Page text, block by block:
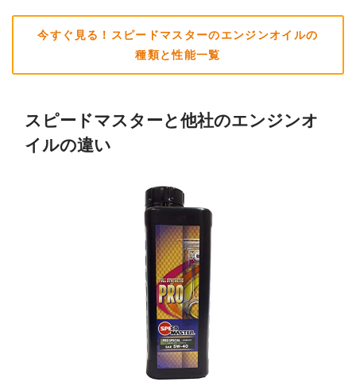
今すぐ見る！スピードマスターのエンジンオイルの
種類と性能一覧
スピードマスターと他社のエンジンオ
イルの違い